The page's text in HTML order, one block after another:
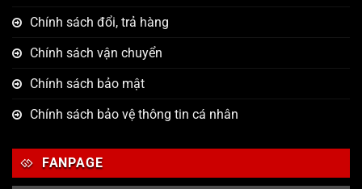
Chính sách đổi, trả hàng
Chính sách vận chuyển
Chính sách bảo mật
Chính sách bảo vệ thông tin cá nhân
FANPAGE